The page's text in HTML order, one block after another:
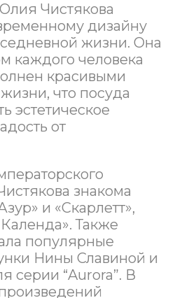
Чистякова
дизайну
жизни. Она
каждого человека
красивыми
что посуда
эстетическое
от
знакома
и «Скарлетт»,
Также
популярные
Нины Славиной и
серии “Aurora”. В